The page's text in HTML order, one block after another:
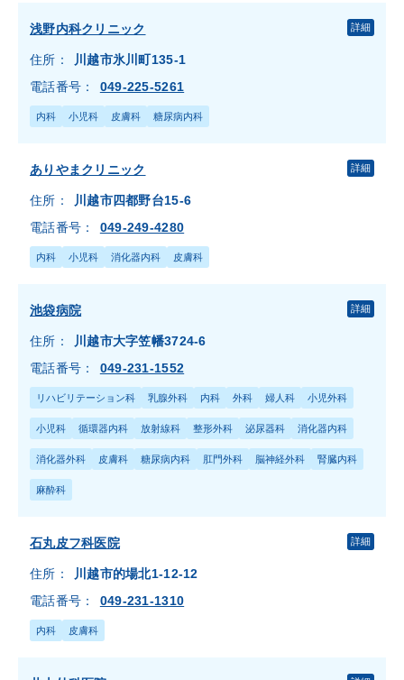
浅野内科クリニック
住所：
川越市氷川町135-1
電話番号：
049-225-5261
詳細
内科 小児科 皮膚科 糖尿病内科
ありやまクリニック
住所：
川越市四都野台15-6
電話番号：
049-249-4280
詳細
内科 小児科 消化器内科 皮膚科
池袋病院
住所：
川越市大字笠幡3724-6
電話番号：
049-231-1552
詳細
リハビリテーション科 乳腺外科 内科 外科 婦人科 小児外科
小児科 循環器内科 放射線科 整形外科 泌尿器科 消化器内科
消化器外科 皮膚科 糖尿病内科 肛門外科 脳神経外科 腎臓内科
麻酔科
石丸皮フ科医院
住所：
川越市的場北1-12-12
電話番号：
049-231-1310
詳細
内科 皮膚科